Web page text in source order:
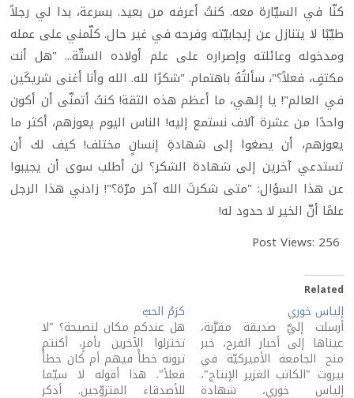
كنّا في السيّارة معه. كنتُ أعرفه من بعيد. بسرعة، بدا لي رجلاً
طيّبًا لا يتنازل عن إيجابيّته وفرحه في غير حال. كلّمني على عمله
ومدخوله وعائلته وإصراره على علم أولاده الستّة... "هل أنت
مكتفٍ، فعلاً؟"، سألتُهُ باهتمام. "شكرًا لله. الله وأنا أغنى شريكَين
في العالم"! يا إلهي، ما أعظم هذه الثقة! كنتُ أتمنّى أن أكون
واحدًا من عشرة آلاف نستمع إليه! الناس اليوم يعوزهم، أكثر ما
يعوزهم، أن يصغوا إلى شهادةِ إنسانٍ مختلف! كيف لك أن
تستدعي آخرين إلى شهادة الشكر؟ لن أطلب سوى أن يجيبوا
عن هذا السؤال: "متى شكرتَ الله آخر مرّة؟"! زادني هذا الرجل
علمًا أنّ الخير لا حدود له!
Post Views: 256
Related
إلياس خوري
أرسلت إليَّ صديقة مقرَّبة،
عيناها إلى أخبار الفرح، خبر
منح الجامعة الأميركيّة في
بيروت "الكاتب الغزير الإنتاج"،
إلياس خوري، شهادة
كرَمُ الحبّ
هل عندكم مكان لنصيحة؟ "لا
تختزلوا الآخرين بأمرٍ، أكنتم
ترونه خطأً فيهم أم كان خطأً
فعلاً". هذا أقوله لا سيّما
للأصدقاء المتزوّجين. أذكر